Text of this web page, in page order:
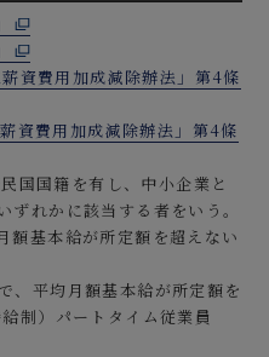
資費用加成減除辦法」第4條
資費用加成減除辦法」第4條
国国籍を有し、中小企業と
れかに該当する者をいう。
基本給が所定額を超えない
平均月額基本給が所定額を
制）パートタイム従業員